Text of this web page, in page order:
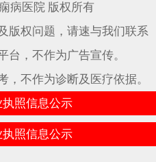
病医院 版权所有
版权问题，请速与我们联系
台，不作为广告宣传。
，不作为诊断及医疗依据。
照信息公示
照信息公示